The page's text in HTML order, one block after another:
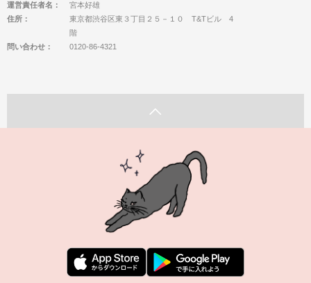
運営責任者名：
宮本好雄
住所：
東京都渋谷区東３丁目２５－１０ T&Tビル 4
階
問い合わせ：
0120-86-4321